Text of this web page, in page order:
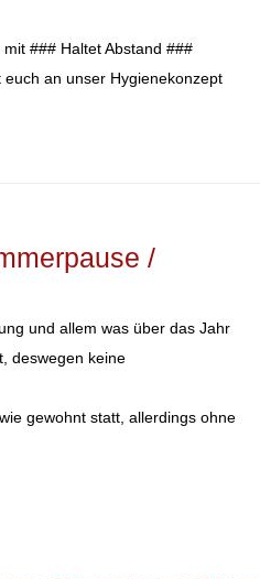
### Haltet Abstand ###
an unser Hygienekonzept
/
und allem was über das Jahr
deswegen keine
gewohnt statt, allerdings ohne